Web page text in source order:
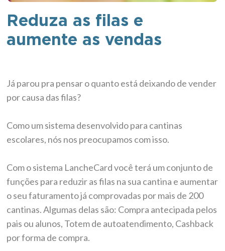
Reduza as filas e
aumente as vendas
Já parou pra pensar o quanto está deixando de vender
por causa das filas?
Como um sistema desenvolvido para cantinas
escolares, nós nos preocupamos com isso.
Com o sistema LancheCard você terá um conjunto de
funções para reduzir as filas na sua cantina e aumentar
o seu faturamento já comprovadas por mais de 200
cantinas. Algumas delas são: Compra antecipada pelos
pais ou alunos, Totem de autoatendimento, Cashback
por forma de compra.